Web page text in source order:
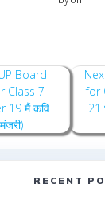
Board
Class 7
19 मैं कवि
for
21
RECENT